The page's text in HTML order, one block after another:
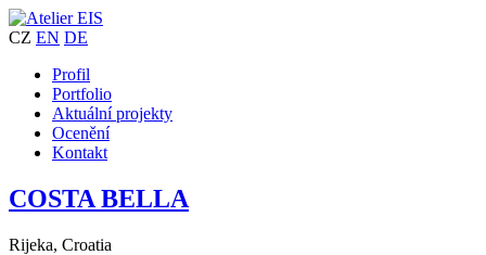
CZ EN DE
Profil
Portfolio
Aktuální projekty
Ocenění
Kontakt
COSTA BELLA
Rijeka, Croatia